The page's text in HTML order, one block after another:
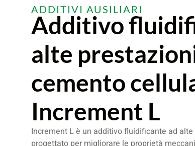
ADDITIVI AUSILIARI
Additivo
alte
cemento
Increment L
Increment L è un additivo fluidificante ad
progettato per migliorare le proprietà